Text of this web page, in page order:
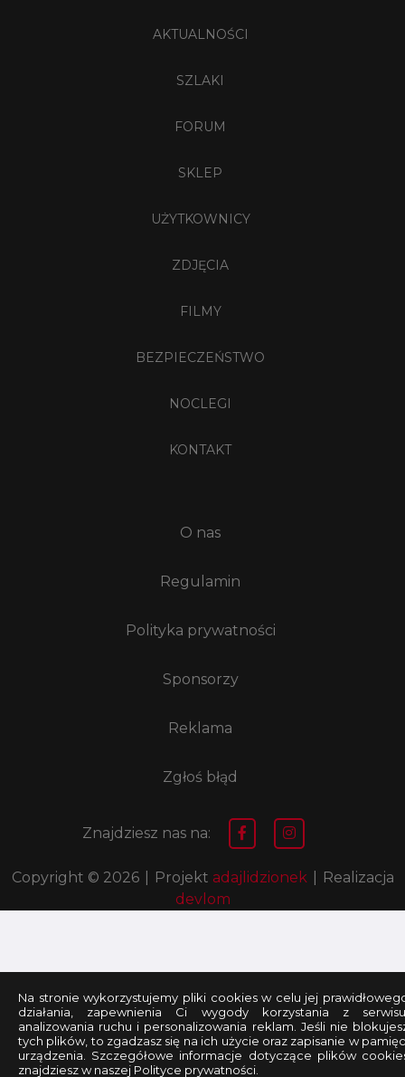
AKTUALNOŚCI
SZLAKI
FORUM
SKLEP
UŻYTKOWNICY
ZDJĘCIA
FILMY
BEZPIECZEŃSTWO
NOCLEGI
KONTAKT
O nas
Regulamin
Polityka prywatności
Sponsorzy
Reklama
Zgłoś błąd
Znajdziesz nas na:
Copyright © 2026 Projekt adajlidzionek
Realizacja
devlom
Na stronie wykorzystujemy pliki cookies w celu jej
działania, zapewnienia Ci wygody korzystania z
analizowania ruchu i personalizowania reklam. Jeśli nie
tych plików, to zgadzasz się na ich użycie oraz zapisanie w
urządzenia. Szczegółowe informacje dotyczące plików
znajdziesz w naszej Polityce prywatności.